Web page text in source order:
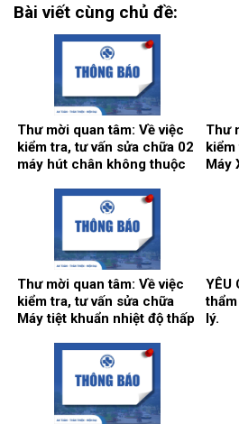
Bài viết cùng chủ đề:
Thư mời quan tâm: Về việc
kiểm tra, tư vấn sửa chữa 02
máy hút chân không thuộc
Thư
Máy
Thư mời quan tâm: Về việc
kiểm tra, tư vấn sửa chữa
Máy tiệt khuẩn nhiệt độ thấp
YÊU
lý.